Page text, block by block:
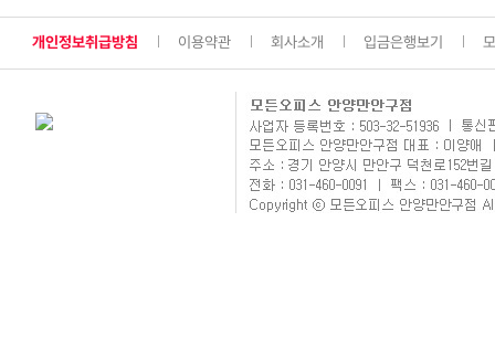
개인정보취급방침 이용약관 회사소개 입금은행보기